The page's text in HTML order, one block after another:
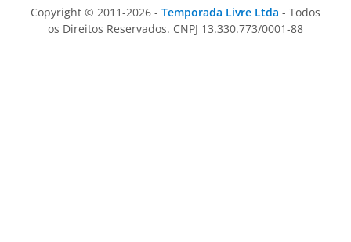
Copyright © 2011-2026 - Temporada Livre Ltda - Todos
os Direitos Reservados. CNPJ 13.330.773/0001-88